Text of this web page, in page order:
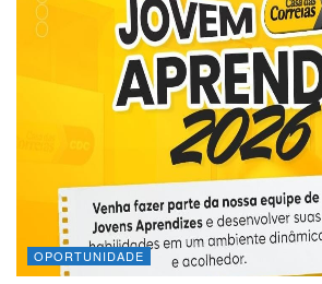
OPORTUNIDADE